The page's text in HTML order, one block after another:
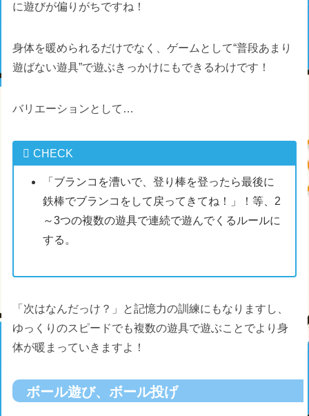
に遊びが偏りがちですね！
身体を暖められるだけでなく、ゲームとして“普段あまり
遊ばない遊具”で遊ぶきっかけにもできるわけです！
バリエーションとして…
CHECK
「ブランコを漕いで、登り棒を登ったら最後に
鉄棒でブランコをして戻ってきてね！」！等、2
～3つの複数の遊具で連続で遊んでくるルールに
する。
「次はなんだっけ？」と記憶力の訓練にもなりますし、
ゆっくりのスピードでも複数の遊具で遊ぶことでより身
体が暖まっていきますよ！
ボール遊び、ボール投げ